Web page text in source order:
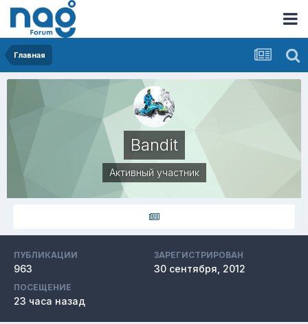
Главная
Bandit
Активный участник
ПУБЛИКАЦИИ
963
ЗАРЕГИСТРИРОВАН
30 сентября, 2012
ПОСЕЩЕНИЕ
23 часа назад